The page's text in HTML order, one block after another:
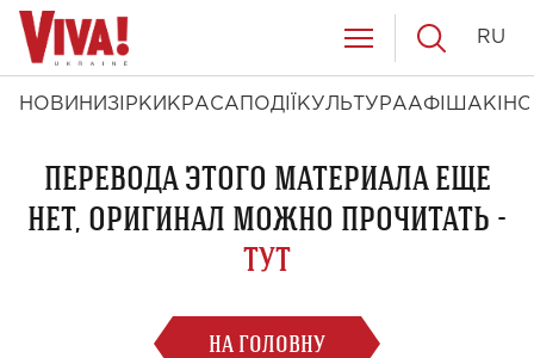
НОВИНИ ЗІРКИ КРАСА ПОДІЇ КУЛЬТУРААФІША КІНО
RU
ПЕРЕВОДА ЭТОГО МАТЕРИАЛА ЕЩЕ
НЕТ, ОРИГИНАЛ МОЖНО ПРОЧИТАТЬ -
ТУТ
НА ГОЛОВНУ